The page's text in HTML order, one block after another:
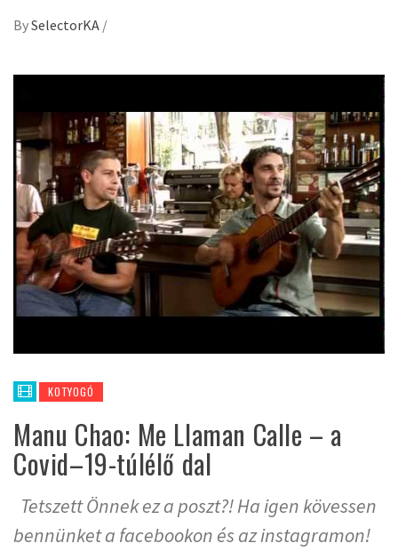
BySelectorKA /
KOTYOGÓ
Manu Chao: Me Llaman Calle – a
Covid–19-túlélő dal
Tetszett Önnek ez a poszt?! Ha igen kövessen
bennünket a facebookon és az instagramon!